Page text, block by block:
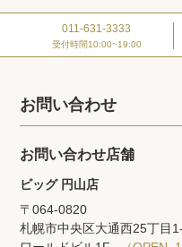
011-631-3333
受付時間10:00~19:00
お問い合わせ
お問い合わせ店舗
ビッグ 円山店
〒064-0820
札幌市中央区大通西25丁目